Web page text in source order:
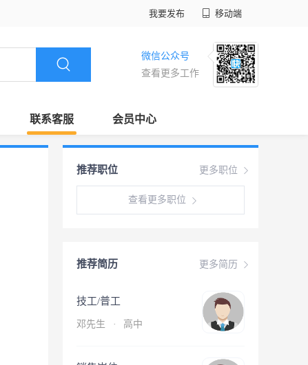
我要发布 移动端
微信公众号
查看更多工作
联系客服 会员中心
更多职位
推荐职位
查看更多职位
更多简历
推荐简历
技工/普工
邓先生 · 高中